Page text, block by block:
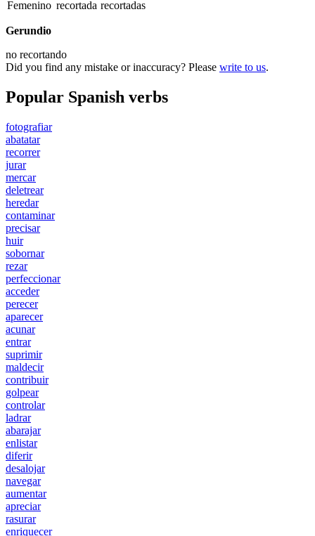
Femenino recortada recortadas
Gerundio
no recortando
Did you find any mistake or inaccuracy? Please write to us.
Popular Spanish verbs
fotografiar
abatatar
recorrer
jurar
mercar
deletrear
heredar
contaminar
precisar
huir
sobornar
rezar
perfeccionar
acceder
perecer
aparecer
acunar
entrar
suprimir
maldecir
contribuir
golpear
controlar
ladrar
abarajar
enlistar
diferir
desalojar
navegar
aumentar
apreciar
rasurar
enriquecer